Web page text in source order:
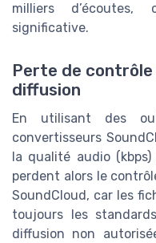
milliers d’écoutes,
significative.
Perte de
diffusion
En utilisant des
convertisseurs
la qualité audio
perdent alors le
SoundCloud, car les
toujours les
diffusion non